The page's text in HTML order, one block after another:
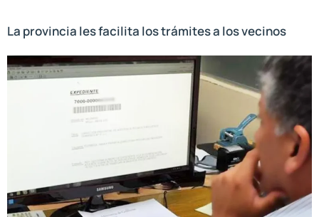
La provincia les facilita los trámites a los vecinos